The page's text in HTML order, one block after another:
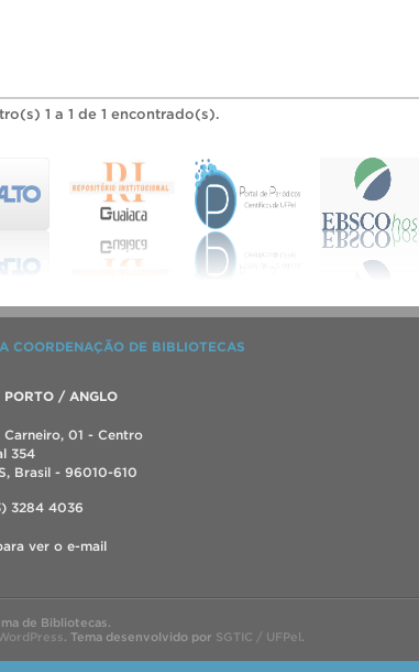
1 a 1 de 1 encontrado(s).
COORDENAÇÃO DE BIBLIOTECAS
PORTO / ANGLO
Carneiro, 01 - Centro
354
Brasil - 96010-610
3284 4036
ver o e-mail
de Bibliotecas.
. Tema desenvolvido por SGTIC / UFPel.